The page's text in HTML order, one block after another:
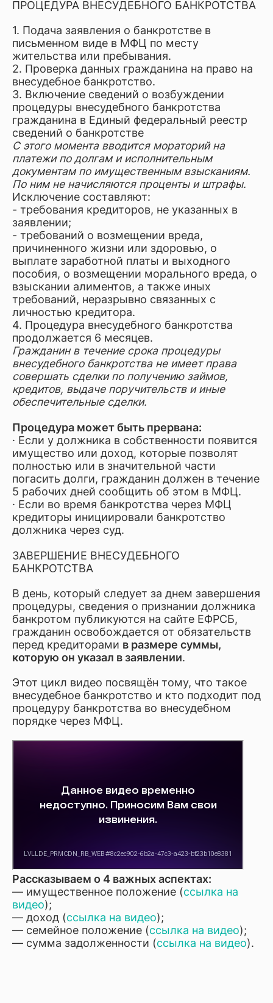
ПРОЦЕДУРА ВНЕСУДЕБНОГО БАНКРОТСТВА
1. Подача заявления о банкротстве в
письменном виде в МФЦ по месту
жительства или пребывания.
2. Проверка данных гражданина на право на
внесудебное банкротство.
3. Включение сведений о возбуждении
процедуры внесудебного банкротства
гражданина в Единый федеральный реестр
сведений о банкротстве
С этого момента вводится мораторий на
платежи по долгам и исполнительным
документам по имущественным взысканиям.
По ним не начисляются проценты и штрафы.
Исключение составляют:
- требования кредиторов, не указанных в
заявлении;
- требований о возмещении вреда,
причиненного жизни или здоровью, о
выплате заработной платы и выходного
пособия, о возмещении морального вреда, о
взыскании алиментов, а также иных
требований, неразрывно связанных с
личностью кредитора.
4. Процедура внесудебного банкротства
продолжается 6 месяцев.
Гражданин в течение срока процедуры
внесудебного банкротства не имеет права
совершать сделки по получению займов,
кредитов, выдаче поручительств и иные
обеспечительные сделки.
Процедура может быть прервана:
· Если у должника в собственности появится
имущество или доход, которые позволят
полностью или в значительной части
погасить долги, гражданин должен в течение
5 рабочих дней сообщить об этом в МФЦ.
· Если во время банкротства через МФЦ
кредиторы инициировали банкротство
должника через суд.
ЗАВЕРШЕНИЕ ВНЕСУДЕБНОГО
БАНКРОТСТВА
В день, который следует за днем завершения
процедуры, сведения о признании должника
банкротом публикуются на сайте ЕФРСБ,
гражданин освобождается от обязательств
перед кредиторами в размере суммы,
которую он указал в заявлении.
Этот цикл видео посвящён тому, что такое
внесудебное банкротство и кто подходит под
процедуру банкротства во внесудебном
порядке через МФЦ.
Рассказываем о 4 важных аспектах:
— имущественное положение (ссылка на
видео);
— доход (ссылка на видео);
— семейное положение (ссылка на видео);
— сумма задолженности (ссылка на видео).